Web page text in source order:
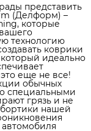
представить
(Делформ) –
которые
технологию
коврики
идеально
еще не все!
обычных
специальными
грязь и не
нашей